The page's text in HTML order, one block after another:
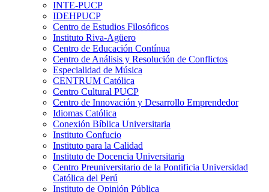
INTE-PUCP
IDEHPUCP
Centro de Estudios Filosóficos
Instituto Riva-Agüero
Centro de Educación Contínua
Centro de Análisis y Resolución de Conflictos
Especialidad de Música
CENTRUM Católica
Centro Cultural PUCP
Centro de Innovación y Desarrollo Emprendedor
Idiomas Católica
Conexión Bíblica Universitaria
Instituto Confucio
Instituto para la Calidad
Instituto de Docencia Universitaria
Centro Preuniversitario de la Pontificia Universidad
Católica del Perú
Instituto de Opinión Pública